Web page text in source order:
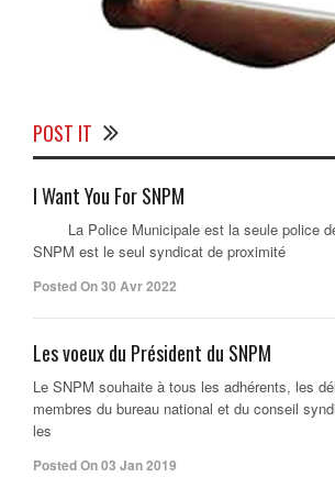
POST IT
I Want You For SNPM
La Police Municipale est la seule police
SNPM est le seul syndicat de proximité
Posted On 30 Avr 2022
Les voeux du Président du SNPM
Le SNPM souhaite à tous les adhérents, les
membres du bureau national et du conseil
les
Posted On 03 Jan 2019